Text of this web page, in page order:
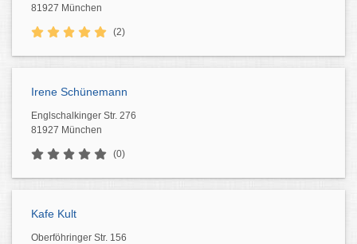
81927 München
(2)
Irene Schünemann
Englschalkinger Str. 276
81927 München
(0)
Kafe Kult
Oberföhringer Str. 156